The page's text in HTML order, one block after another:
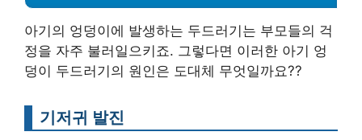
아기의 엉덩이에 발생하는 두드러기는 부모들의 걱
정을 자주 불러일으키죠. 그렇다면 이러한 아기 엉
덩이 두드러기의 원인은 도대체 무엇일까요??
기저귀 발진